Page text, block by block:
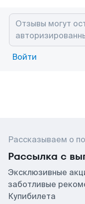
Войти
Рассказываем о
Рассылка с
Эксклюзивные
заботливые
Купибилета